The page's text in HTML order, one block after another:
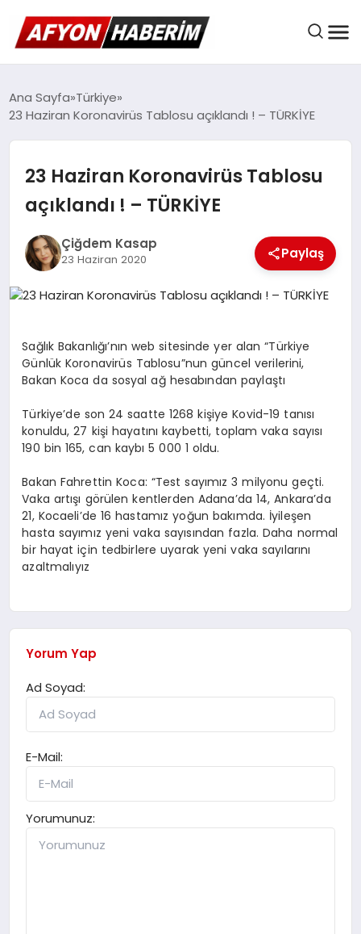
AFYON HABER
BELEDIYELER
EKONOMI
MAGAZIN
SAĞLIK
TEKNOLOJI
Ana Sayfa Türkiye
23 Haziran Koronavirüs Tablosu açıklandı ! – TÜRKİYE
23 Haziran Koronavirüs Tablosu
açıklandı ! – TÜRKİYE
Çiğdem Kasap
23 Haziran 2020 Paylaş
Sağlık Bakanlığı’nın web sitesinde yer alan “Türkiye
Günlük Koronavirüs Tablosu”nun güncel verilerini,
Bakan Koca da sosyal ağ hesabından paylaştı
Türkiye’de son 24 saatte 1268 kişiye Kovid-19 tanısı
konuldu, 27 kişi hayatını kaybetti, toplam vaka sayısı
190 bin 165, can kaybı 5 000 1 oldu.
Bakan Fahrettin Koca: “Test sayımız 3 milyonu geçti.
Vaka artışı görülen kentlerden Adana’da 14, Ankara’da
21, Kocaeli’de 16 hastamız yoğun bakımda. İyileşen
hasta sayımız yeni vaka sayısından fazla. Daha normal
bir hayat için tedbirlere uyarak yeni vaka sayılarını
azaltmalıyız
Yorum Yap
Ad Soyad:
E-Mail:
Yorumunuz: